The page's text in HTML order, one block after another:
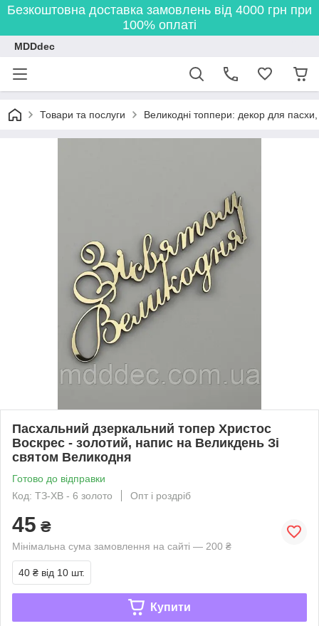
Безкоштовна доставка замовлень від 4000 грн при
100% оплаті
MDDdec
Товари та послуги Великодні топпери: декор для
Пасхальний дзеркальний топер Христос
Воскрес - золотий, напис на Великдень Зі
святом Великодня
Готово до відправки
Код: ТЗ-ХВ - 6 золото
Опт і роздріб
45 ₴
Мінімальна сума замовлення на сайті — 200 ₴
40 ₴ від 10 шт.
Купити